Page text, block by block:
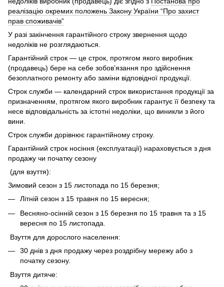
реалізацію окремих положень Закону України “Про захист
прав споживачів”
У разі закінчення гарантійного строку звернення щодо
недоліків не розглядаються.
Гарантійний строк — це строк, протягом якого виробник
(продавець) бере на себе зобов’язання про здійснення
безоплатного ремонту або заміни відповідної продукції.
Строк служби — календарний строк використання продукції за
призначенням, протягом якого виробник гарантує її безпеку та
несе відповідальність за істотні недоліки, що виникли з його
вини.
Строк служби дорівнює гарантійному строку.
Гарантійний строк носіння (експлуатації) нараховується з дня
продажу чи початку сезону
(для взуття):
Зимовий сезон з 15 листопада по 15 березня;
Літній сезон з 15 травня по 15 вересня;
Весняно-осінній сезон з 15 березня по 15 травня та з 15
вересня по 15 листопада.
Взуття для дорослого населення:
30 днів з дня продажу через роздрібну мережу або з
початку сезону.
Взуття дитяче: